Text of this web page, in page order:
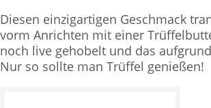
Diesen einzigartigen Geschmack
vorm Anrichten mit einer
noch live gehobelt und das
Nur so sollte man Trüffel genießen!